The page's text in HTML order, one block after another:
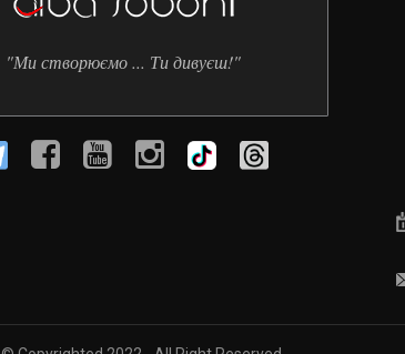
"Ми створюємо ... Ти дивуєш!"